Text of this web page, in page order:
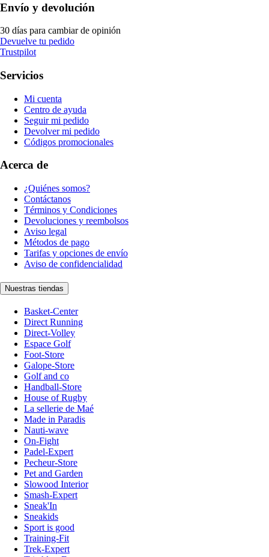
Envío y devolución
30 días para cambiar de opinión
Devuelve tu pedido
Trustpilot
Servicios
Mi cuenta
Centro de ayuda
Seguir mi pedido
Devolver mi pedido
Códigos promocionales
Acerca de
¿Quiénes somos?
Contáctanos
Términos y Condiciones
Devoluciones y reembolsos
Aviso legal
Métodos de pago
Tarifas y opciones de envío
Aviso de confidencialidad
Nuestras tiendas
Basket-Center
Direct Running
Direct-Volley
Espace Golf
Foot-Store
Galope-Store
Golf and co
Handball-Store
House of Rugby
La sellerie de Maé
Made in Paradis
Nauti-wave
On-Fight
Padel-Expert
Pecheur-Store
Pet and Garden
Slowood Interior
Smash-Expert
Sneak'In
Sneakids
Sport is good
Training-Fit
Trek-Expert